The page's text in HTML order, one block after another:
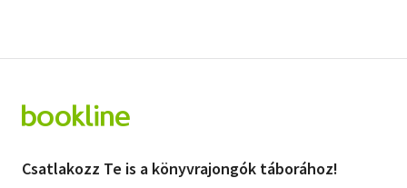
Csatlakozz Te is a könyvrajongók táborához!